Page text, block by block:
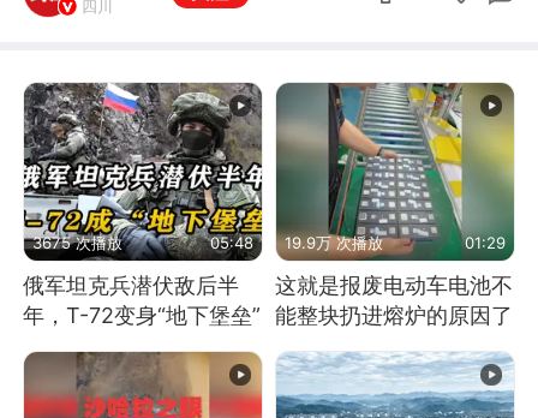
四川
3675 次播放 05:48
俄军坦克兵潜伏敌后半
年，T-72变身“地下堡垒”
19.9万 次播放 01:29
这就是报废电动车电池不
能整块扔进熔炉的原因了